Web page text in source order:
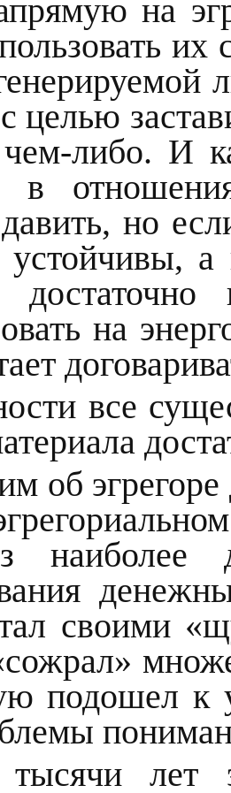
на
их
целью
либо. И
в
но
а
на
все
об
наиболее
своими
подошел к
лет